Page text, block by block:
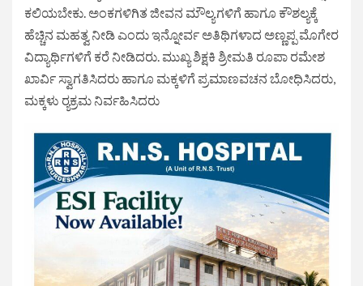
ಕಲಿಯಬೇಕು. ಅಂಕಗಳಿಗಿತ ಜೀವನ ಮೌಲ್ಯಗಳಿಗೆ ಹಾಗೂ ಕೌಶಲ್ಯಕ್ಕೆ
ಹೆಚ್ಚಿನ ಮಹತ್ವ ನೀಡಿ ಎಂದು ಇನ್ನೋರ್ವ ಅತಿಥಿಗಳಾದ ಅಣ್ಣಪ್ಪ ಮೊಗೇರ
ವಿದ್ಯಾರ್ಥಿಗಳಿಗೆ ಕರೆ ನೀಡಿದರು. ಮುಖ್ಯ ಶಿಕ್ಷಕಿ ಶ್ರೀಮತಿ ರೂಪಾ ರಮೇಶ
ಖಾರ್ವಿ ಸ್ವಾಗತಿಸಿದರು ಹಾಗೂ ಮಕ್ಕಳಿಗೆ ಪ್ರಮಾಣವಚನ ಬೋಧಿಸಿದರು,
ಮಕ್ಕಳು ರ‍್ಯಕ್ರಮ ನಿರ್ವಹಿಸಿದರು